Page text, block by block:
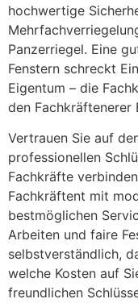
hochwertige
Panzerriegel. Eine
Fenstern schreckt
Eigentum – die
den Fachkräftenerer
Vertrauen Sie auf
professionellen
Fachkräfte
Fachkräftent mit
bestmöglichen
Arbeiten und faire
selbstverständlich,
welche Kosten auf
freundlichen